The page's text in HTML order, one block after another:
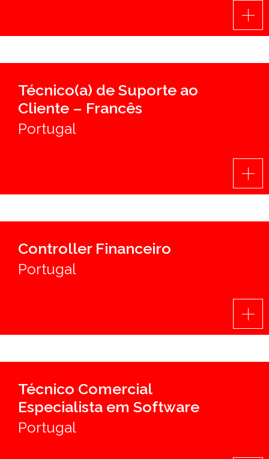
LIVRO DE RECLAMAÇÕES
Técnico(a) de Suporte ao
Cliente – Francês
Portugal
Controller Financeiro
Portugal
Técnico Comercial
Especialista em Software
Portugal